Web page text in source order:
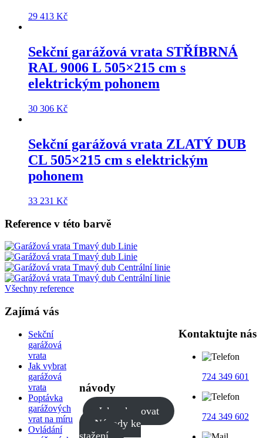
29 413 Kč
Sekční garážová vrata STŘÍBRNÁ
RAL 9006 L 505×215 cm s
elektrickým pohonem
30 306 Kč
Sekční garážová vrata ZLATÝ DUB
CL 505×215 cm s elektrickým
pohonem
33 231 Kč
Reference v této barvě
Všechny reference
Zajímá vás
Sekční
garážová
vrata
Jak vybrat
garážová
vrata
Poptávka
garážových
vrat na míru
Ovládání
návody
Jak nakupovat
Návody ke
Kontaktujte nás
724 349 601
724 349 602